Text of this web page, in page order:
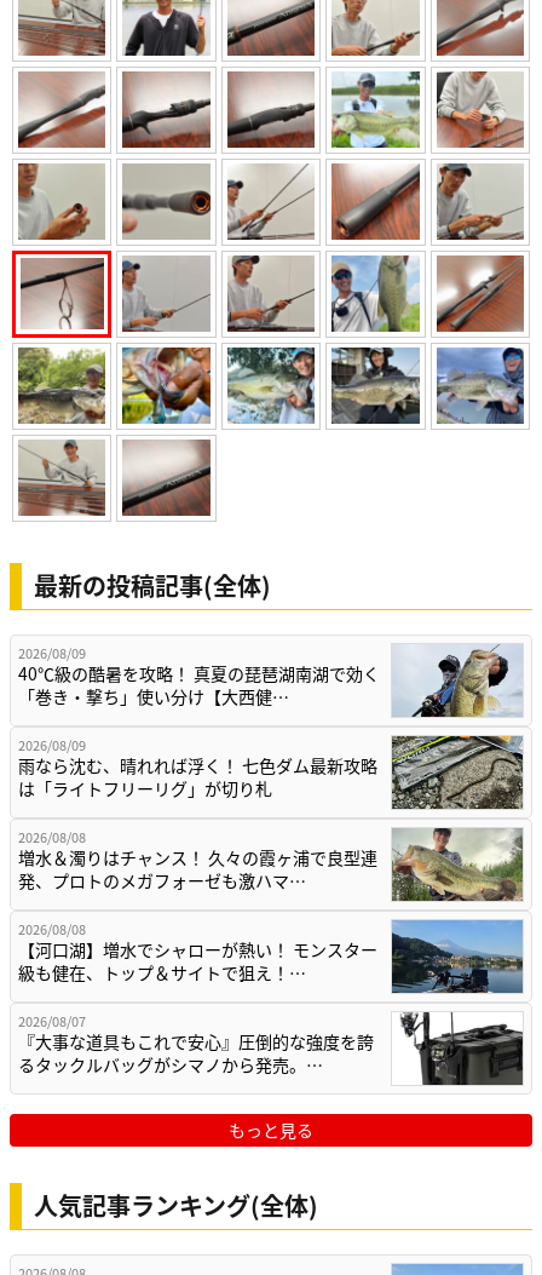
最新の投稿記事(全体)
2026/08/09
40℃級の酷暑を攻略！ 真夏の琵琶湖南湖で効く
「巻き・撃ち」使い分け【大西健…
2026/08/09
雨なら沈む、晴れれば浮く！ 七色ダム最新攻略
は「ライトフリーリグ」が切り札
2026/08/08
増水＆濁りはチャンス！ 久々の霞ヶ浦で良型連
発、プロトのメガフォーゼも激ハマ…
2026/08/08
【河口湖】増水でシャローが熱い！ モンスター
級も健在、トップ＆サイトで狙え！…
2026/08/07
『大事な道具もこれで安心』圧倒的な強度を誇
るタックルバッグがシマノから発売。…
もっと見る
人気記事ランキング(全体)